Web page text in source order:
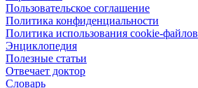
Пользовательское соглашение
Политика конфиденциальности
Политика использования cookie-файлов
Энциклопедия
Полезные статьи
Отвечает доктор
Словарь